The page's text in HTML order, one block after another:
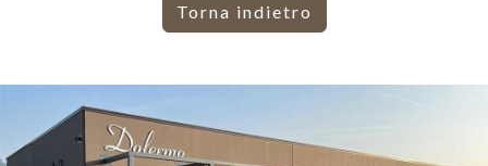
Torna indietro